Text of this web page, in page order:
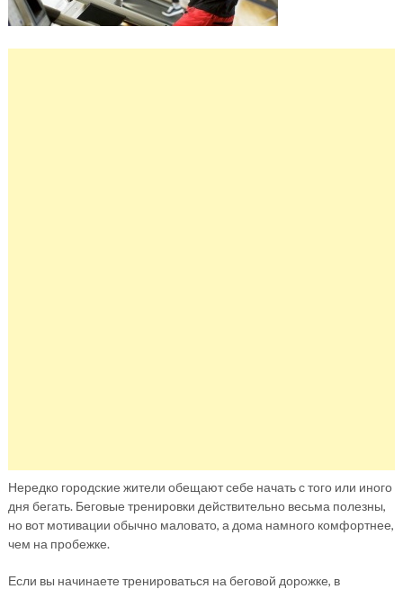
Нередко городские жители обещают себе начать с того или иного
дня бегать. Беговые тренировки действительно весьма полезны,
но вот мотивации обычно маловато, а дома намного комфортнее,
чем на пробежке.
Если вы начинаете тренироваться на беговой дорожке, в